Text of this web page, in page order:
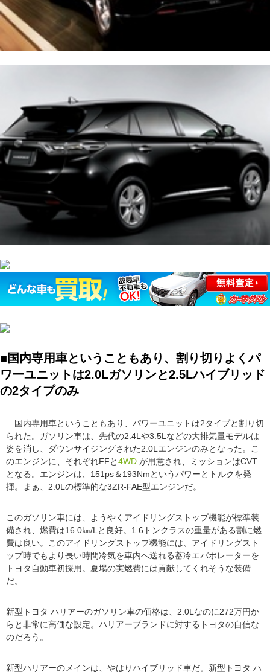
■国内専用車ということもあり、割り切りよくパ
ワーユニットは2.0Lガソリンと2.5Lハイブリッド
の2タイプのみ
国内専用車ということもあり、パワーユニットは2タイプと割り切
られた。ガソリン車は、先代の2.4Lや3.5Lなどの大排気量モデルは
姿を消し、ダウンサイジングされた2.0Lエンジンのみとなった。こ
のエンジンに、それぞれFFと4WD が用意され、ミッションはCVT
となる。エンジンは、151ps＆193Nmというパワーとトルクを発
揮。まぁ、2.0Lの標準的な3ZR-FAE型エンジンだ。
このガソリン車には、ようやくアイドリングストップ機能が標準装
備され、燃費は16.0㎞/Lと良好。1.6トンクラスの重量がある割に燃
費は良い。このアイドリングストップ機能には、アイドリングスト
ップ時でもより長い時間冷気を車内へ送れる蓄冷エバポレーターを
トヨタ自動車初採用。夏場の実燃費には貢献してくれそうな装備
だ。
新型トヨタ ハリアーのガソリン車の価格は、2.0Lなのに272万円か
らと非常に高価な設定。ハリアーブランドに対するトヨタの自信な
のだろう。
新型ハリアーのメインは、やはりハイブリッド車だ。新型トヨタ ハ